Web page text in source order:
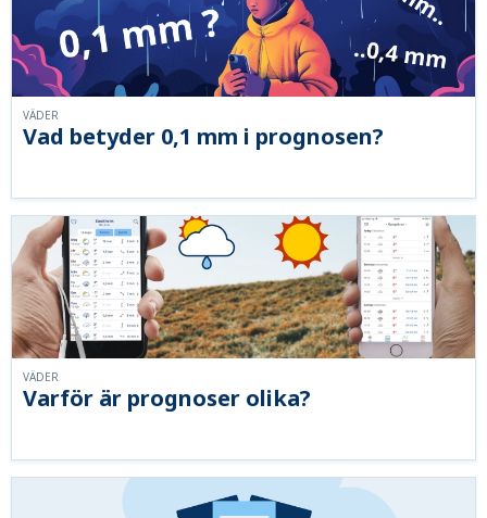
Vad betyder 0,1 mm i prognosen?
VÄDER
Varför är prognoser olika?
VÄDER